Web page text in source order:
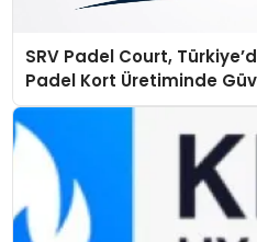
SRV Padel Court,
Padel Kort Üretiminde